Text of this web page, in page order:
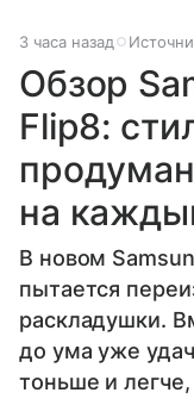
3 часа назад
Обзор
Flip8:
на
В новом
пытается
раскладушки.
до ума уже
тоньше и